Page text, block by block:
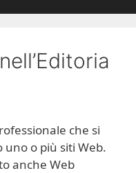
che si
o più siti Web.
anche Web